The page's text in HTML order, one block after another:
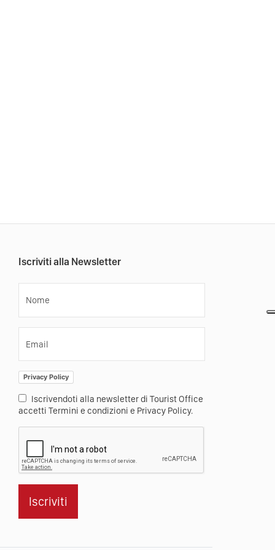
Iscriviti alla Newsletter
Nome
Email
Privacy Policy
Iscrivendoti alla newsletter di Tourist Office
accetti Termini e condizioni e Privacy Policy.
Iscriviti